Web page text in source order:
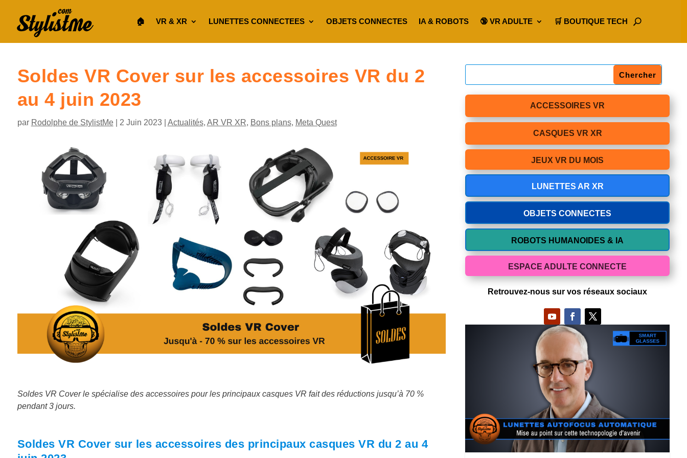
🏠︎ VR & XR LUNETTES CONNECTEES OBJETS CONNECTES IA & ROBOTS 🔞 VR ADULTE 🛒 BOUTIQUE TECH
Soldes VR Cover sur les accessoires VR du 2
au 4 juin 2023
par Rodolphe de StylistMe| 2 Juin 2023| Actualités, AR VR XR, Bons plans, Meta Quest
Soldes VR Cover le spécialise des accessoires pour les principaux casques VR fait des réductions jusqu’à 70 %
pendant 3 jours.
Soldes VR Cover sur les accessoires des principaux casques VR du 2 au 4
ACCESSOIRES VR
CASQUES VR XR
JEUX VR DU MOIS
LUNETTES AR XR
OBJETS CONNECTES
ROBOTS HUMANOIDES & IA
ESPACE ADULTE CONNECTE
Retrouvez-nous sur vos réseaux sociaux